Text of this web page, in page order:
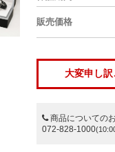
販売価格
大変申し訳
商品についての
072-828-1000